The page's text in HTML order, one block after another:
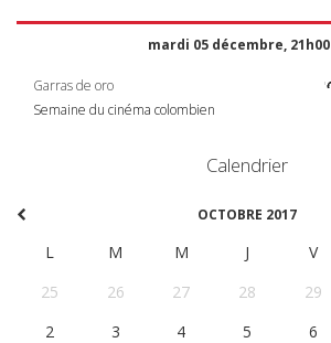
mardi 05 décembre, 21h00
Garras de oro
Semaine du cinéma colombien
Calendrier
OCTOBRE 2017
L M M J V
25
26 27 28 29
2
3 4 5 6